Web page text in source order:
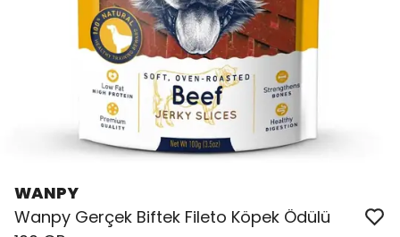
WANPY
Wanpy Gerçek Biftek Fileto Köpek Ödülü